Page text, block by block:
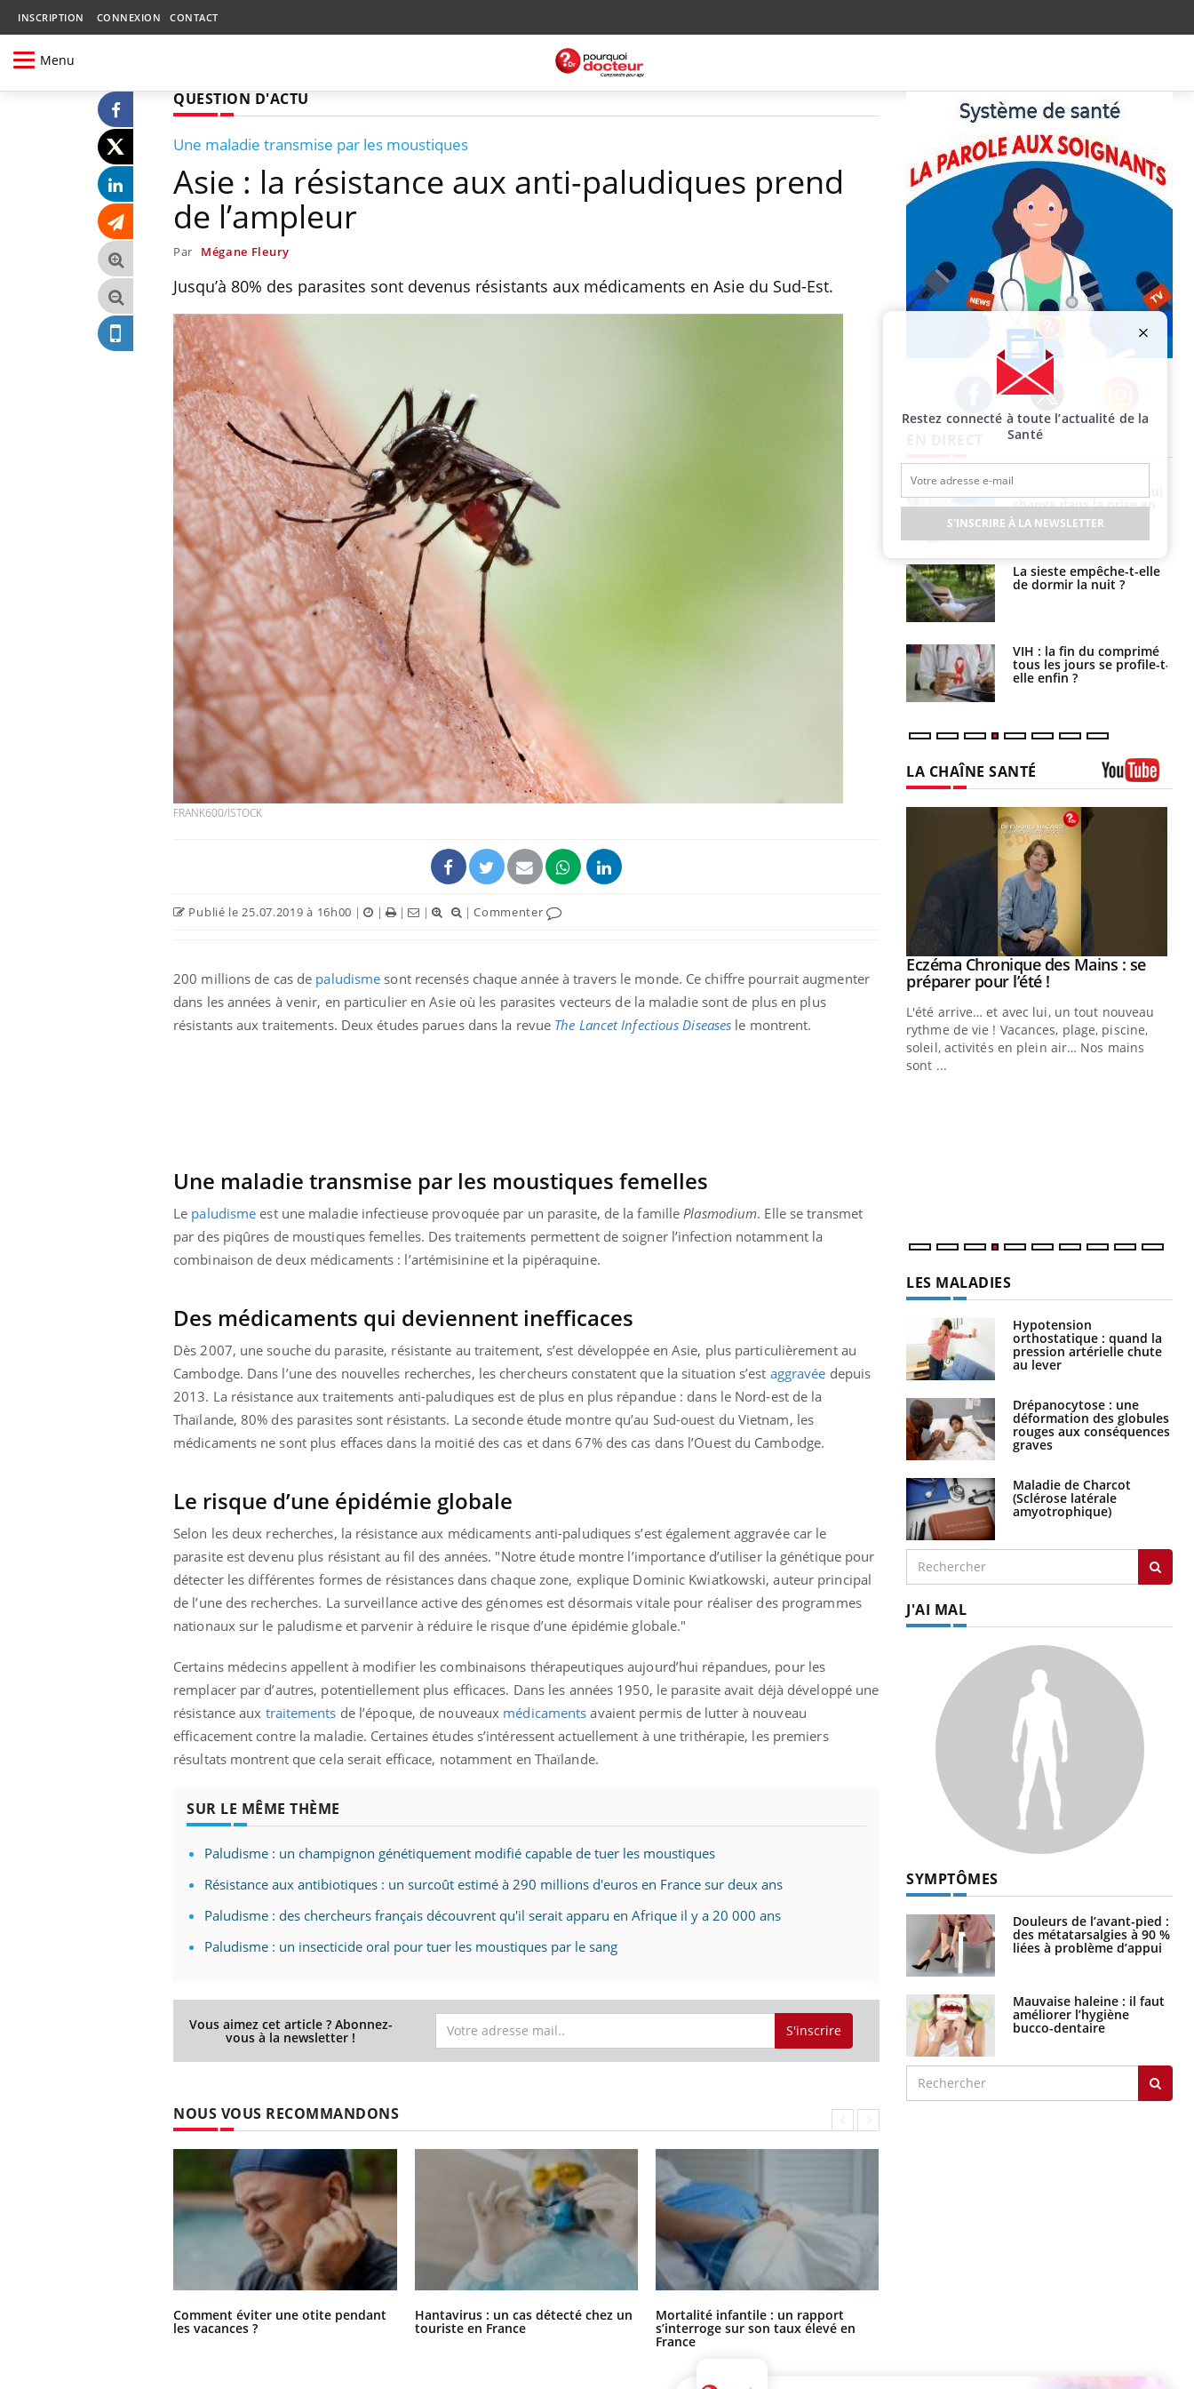
INSCRIPTION CONNEXION CONTACT
Menu
QUESTION D'ACTU
Une maladie transmise par les moustiques
Asie : la résistance aux anti-paludiques prend
de l’ampleur
Par Mégane Fleury
Jusqu’à 80% des parasites sont devenus résistants aux médicaments en Asie du Sud-Est.
FRANK600/ISTOCK
Publié le 25.07.2019 à 16h00 | | | | |Commenter
200 millions de cas de paludisme sont recensés chaque année à travers le monde. Ce chiffre pourrait augmenter
dans les années à venir, en particulier en Asie où les parasites vecteurs de la maladie sont de plus en plus
résistants aux traitements. Deux études parues dans la revue The Lancet Infectious Diseases le montrent.
Une maladie transmise par les moustiques femelles
Le paludisme est une maladie infectieuse provoquée par un parasite, de la famille Plasmodium. Elle se transmet
par des piqûres de moustiques femelles. Des traitements permettent de soigner l’infection notamment la
combinaison de deux médicaments : l’artémisinine et la pipéraquine.
Des médicaments qui deviennent inefficaces
Dès 2007, une souche du parasite, résistante au traitement, s’est développée en Asie, plus particulièrement au
Cambodge. Dans l’une des nouvelles recherches, les chercheurs constatent que la situation s’est aggravée depuis
2013. La résistance aux traitements anti-paludiques est de plus en plus répandue : dans le Nord-est de la
Thaïlande, 80% des parasites sont résistants. La seconde étude montre qu’au Sud-ouest du Vietnam, les
médicaments ne sont plus effaces dans la moitié des cas et dans 67% des cas dans l’Ouest du Cambodge.
Le risque d’une épidémie globale
Selon les deux recherches, la résistance aux médicaments anti-paludiques s’est également aggravée car le
parasite est devenu plus résistant au fil des années. "Notre étude montre l’importance d’utiliser la génétique pour
détecter les différentes formes de résistances dans chaque zone, explique Dominic Kwiatkowski, auteur principal
de l’une des recherches. La surveillance active des génomes est désormais vitale pour réaliser des programmes
nationaux sur le paludisme et parvenir à réduire le risque d’une épidémie globale."
Certains médecins appellent à modifier les combinaisons thérapeutiques aujourd’hui répandues, pour les
remplacer par d’autres, potentiellement plus efficaces. Dans les années 1950, le parasite avait déjà développé une
résistance aux traitements de l’époque, de nouveaux médicaments avaient permis de lutter à nouveau
efficacement contre la maladie. Certaines études s’intéressent actuellement à une trithérapie, les premiers
résultats montrent que cela serait efficace, notamment en Thaïlande.
SUR LE MÊME THÈME
Paludisme : un champignon génétiquement modifié capable de tuer les moustiques
Résistance aux antibiotiques : un surcoût estimé à 290 millions d'euros en France sur deux ans
Paludisme : des chercheurs français découvrent qu'il serait apparu en Afrique il y a 20 000 ans
Paludisme : un insecticide oral pour tuer les moustiques par le sang
Vous aimez cet article ? Abonnez-
vous à la newsletter ! S'inscrire
NOUS VOUS RECOMMANDONS
Comment éviter une otite pendant
les vacances ?
Hantavirus : un cas détecté chez un
touriste en France
Mortalité infantile : un rapport
s’interroge sur son taux élevé en
France
Facebook Twitter Instagram
Comment éviter une otite
pendant les vacances ?
Hantavirus : un cas
détecté chez un touriste
en France
Mortalité infantile : un
rapport s’interroge sur
son taux élevé en France
Grossesse à risque : ce jus
naturel attire l'attention
des chercheurs
Comment oublier les
écrans en vacances ?
Toujours connectés :
comment le travail
empiète de plus en plus
sur nos soirées
West Nile : que se passe-
change dans la prise en
charge des femmes
enceintes
La sieste empêche-t-elle
de dormir la nuit ?
VIH : la fin du comprimé
tous les jours se profile-t-
elle enfin ?
LA CHAÎNE SANTÉ
expliquer ma maladieYoutube
Il y a des sujets qui sont faciles à aborder...
d'autres non ! D'un côté, poser des
prévenirYoutube
Fatigue, irritabilité, brouillard mental ou
même alopécie… Les symptômes de la
osait en parler??Youtube
En 2026, l'insuline dans le diabète de type 2
reste entourée d'idées reçues chez les
Youtube
Eczéma Chronique des Mains : se
préparer pour l’été !Youtube
L'été arrive… et avec lui, un tout nouveau
rythme de vie ! Vacances, plage, piscine,
soleil, activités en plein air… Nos mains
sont ...
LES MALADIES
Hypotension
orthostatique : quand la
pression artérielle chute
au lever
Drépanocytose : une
déformation des globules
rouges aux conséquences
graves
Maladie de Charcot
(Sclérose latérale
amyotrophique)
J'AI MAL
SYMPTÔMES
Douleurs de l’avant-pied :
des métatarsalgies à 90 %
liées à problème d’appui
Mauvaise haleine : il faut
améliorer l’hygiène
bucco-dentaire
Restez connecté à toute l’actualité de la
Santé
S'INSCRIRE À LA NEWSLETTER